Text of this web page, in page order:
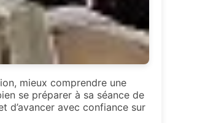
mieux comprendre une
se préparer à sa séance de
d’avancer avec confiance sur